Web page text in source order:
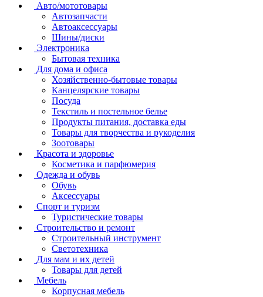
Авто/мототовары
Автозапчасти
Автоаксессуары
Шины/диски
Электроника
Бытовая техника
Для дома и офиса
Хозяйственно-бытовые товары
Канцелярские товары
Посуда
Текстиль и постельное белье
Продукты питания, доставка еды
Товары для творчества и рукоделия
Зоотовары
Красота и здоровье
Косметика и парфюмерия
Одежда и обувь
Обувь
Аксессуары
Спорт и туризм
Туристические товары
Строительство и ремонт
Строительный инструмент
Светотехника
Для мам и их детей
Товары для детей
Мебель
Корпусная мебель